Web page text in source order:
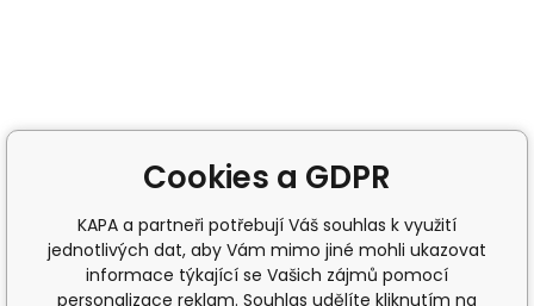
Cookies a GDPR
KAPA a partneři potřebují Váš souhlas k využití
jednotlivých dat, aby Vám mimo jiné mohli ukazovat
informace týkající se Vašich zájmů pomocí
personalizace reklam. Souhlas udělíte kliknutím na